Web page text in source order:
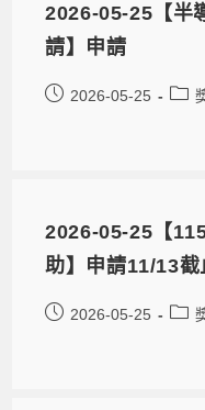
2026-05-25【半
請】申請
2026-05-25
2026-05-25【
助】申請11/13截
2026-05-25